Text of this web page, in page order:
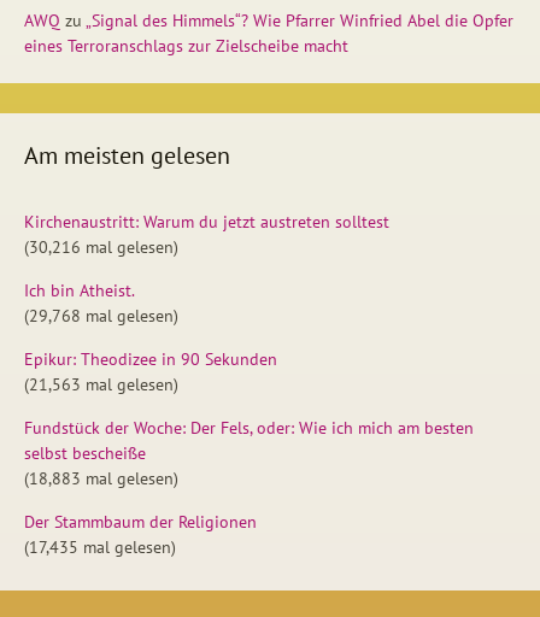
AWQ zu „Signal des Himmels“? Wie Pfarrer Winfried Abel die Opfer
eines Terroranschlags zur Zielscheibe macht
Am meisten gelesen
Kirchenaustritt: Warum du jetzt austreten solltest
(30,216 mal gelesen)
Ich bin Atheist.
(29,768 mal gelesen)
Epikur: Theodizee in 90 Sekunden
(21,563 mal gelesen)
Fundstück der Woche: Der Fels, oder: Wie ich mich am besten
selbst bescheiße
(18,883 mal gelesen)
Der Stammbaum der Religionen
(17,435 mal gelesen)